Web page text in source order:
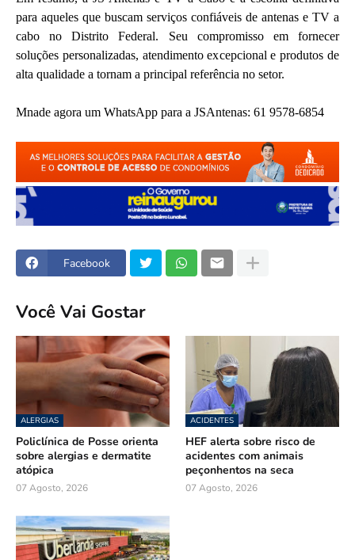
para aqueles que buscam serviços confiáveis de antenas e TV a
cabo no Distrito Federal. Seu compromisso em fornecer
soluções personalizadas, atendimento excepcional e produtos de
alta qualidade a tornam a principal referência no setor.
Mnade agora um WhatsApp para a JSAntenas: 61 9578-6854
Facebook
Você Vai Gostar
ALERGIAS
Policlínica de Posse orienta
sobre alergias e dermatite
atópica
07 Agosto, 2026
ACIDENTES
HEF alerta sobre risco de
acidentes com animais
peçonhentos na seca
07 Agosto, 2026